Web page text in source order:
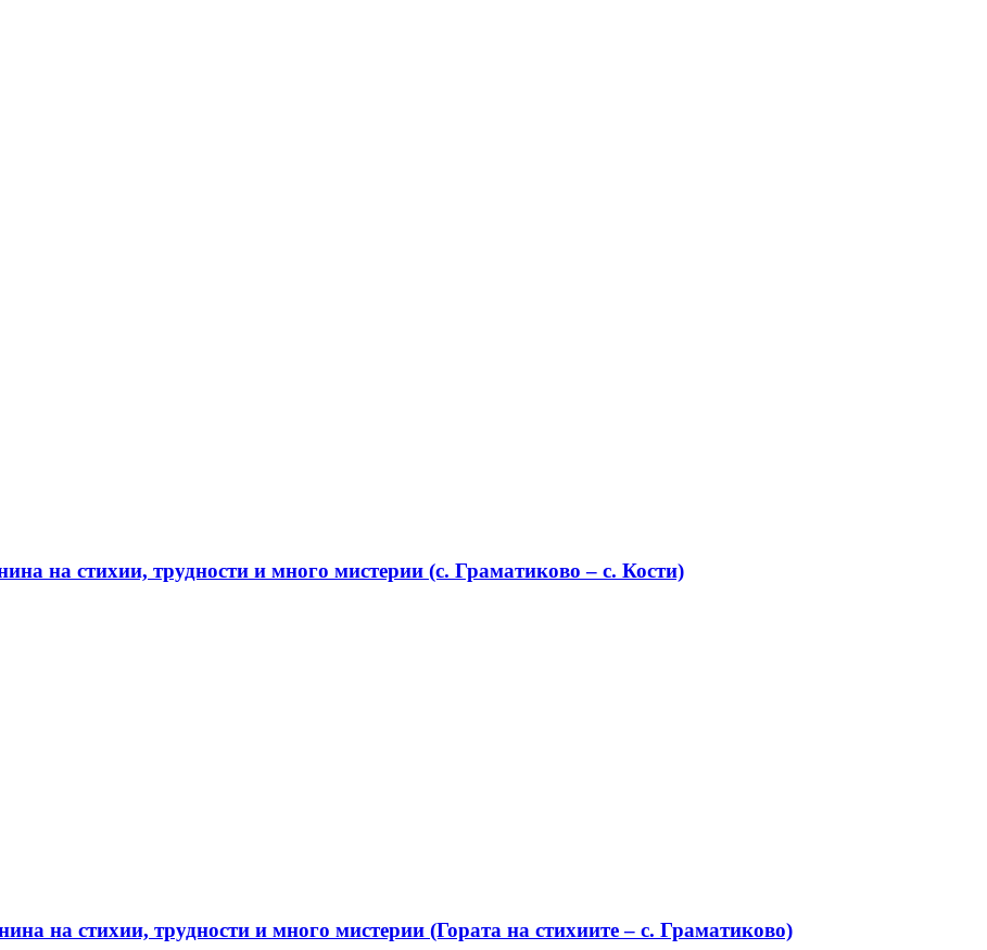
на стихии, трудности и много мистерии (с. Граматиково – с. Кости)
на стихии, трудности и много мистерии (Гората на стихиите – с. Граматиково)